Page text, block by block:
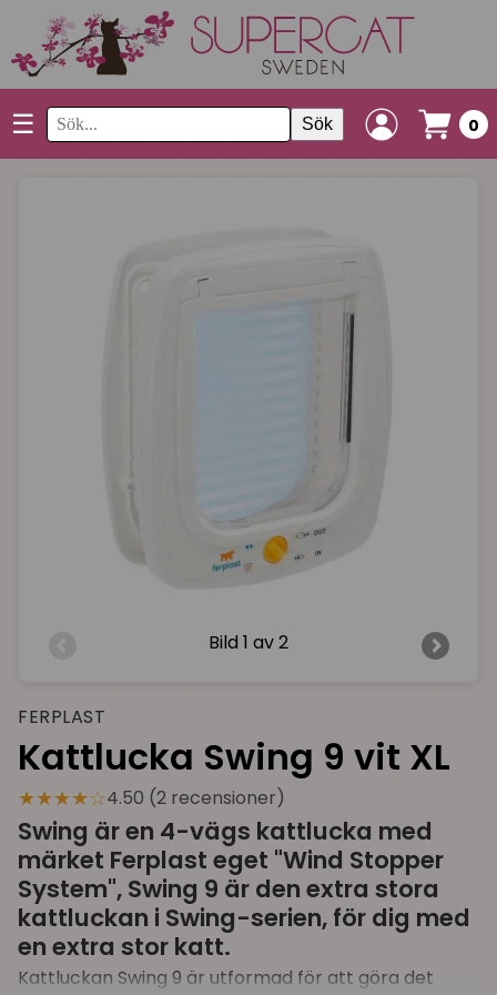
☰ Sök 0
Bild 1 av 2
FERPLAST
Kattlucka Swing 9 vit XL
★★★★☆4.50 (2 recensioner)
Swing är en 4-vägs kattlucka med
märket Ferplast eget "Wind Stopper
System", Swing 9 är den extra stora
kattluckan i Swing-serien, för dig med
en extra stor katt.
Kattluckan Swing 9 är utformad för att göra det